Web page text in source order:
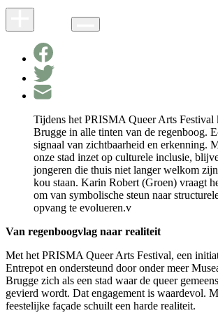
Tijdens het PRISMA Queer Arts Festival
Brugge in alle tinten van de regenboog.
signaal van zichtbaarheid en erkenning.
onze stad inzet op culturele inclusie,
jongeren die thuis niet langer welkom
kou staan. Karin Robert (Groen) vraagt
om van symbolische steun naar
opvang te evolueren.v
Van regenboogvlag naar realiteit
Met het PRISMA Queer Arts Festival, een
Entrepot en ondersteund door onder meer
Brugge zich als een stad waar de queer
gevierd wordt. Dat engagement is waardevol.
feestelijke façade schuilt een harde realiteit.